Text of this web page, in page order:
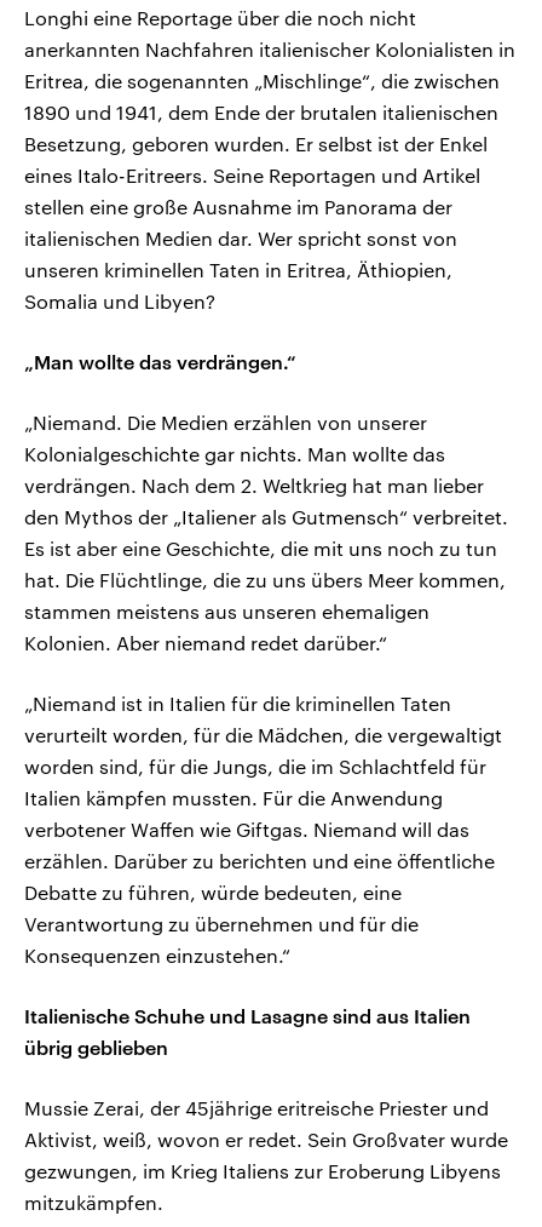
Longhi eine Reportage über die noch nicht
anerkannten Nachfahren italienischer Kolonialisten in
Eritrea, die sogenannten „Mischlinge“, die zwischen
1890 und 1941, dem Ende der brutalen italienischen
Besetzung, geboren wurden. Er selbst ist der Enkel
eines Italo-Eritreers. Seine Reportagen und Artikel
stellen eine große Ausnahme im Panorama der
italienischen Medien dar. Wer spricht sonst von
unseren kriminellen Taten in Eritrea, Äthiopien,
Somalia und Libyen?
„Man wollte das verdrängen.“
„Niemand. Die Medien erzählen von unserer
Kolonialgeschichte gar nichts. Man wollte das
verdrängen. Nach dem 2. Weltkrieg hat man lieber
den Mythos der „Italiener als Gutmensch“ verbreitet.
Es ist aber eine Geschichte, die mit uns noch zu tun
hat. Die Flüchtlinge, die zu uns übers Meer kommen,
stammen meistens aus unseren ehemaligen
Kolonien. Aber niemand redet darüber.“
„Niemand ist in Italien für die kriminellen Taten
verurteilt worden, für die Mädchen, die vergewaltigt
worden sind, für die Jungs, die im Schlachtfeld für
Italien kämpfen mussten. Für die Anwendung
verbotener Waffen wie Giftgas. Niemand will das
erzählen. Darüber zu berichten und eine öffentliche
Debatte zu führen, würde bedeuten, eine
Verantwortung zu übernehmen und für die
Konsequenzen einzustehen.“
Italienische Schuhe und Lasagne sind aus Italien
übrig geblieben
Mussie Zerai, der 45jährige eritreische Priester und
Aktivist, weiß, wovon er redet. Sein Großvater wurde
gezwungen, im Krieg Italiens zur Eroberung Libyens
mitzukämpfen.